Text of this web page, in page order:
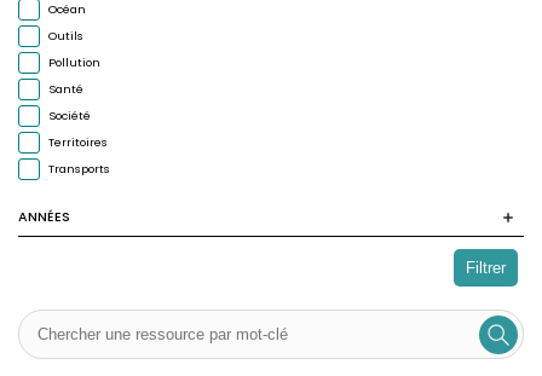
Océan
Outils
Pollution
Santé
Société
Territoires
Transports
ANNÉES
Filtrer